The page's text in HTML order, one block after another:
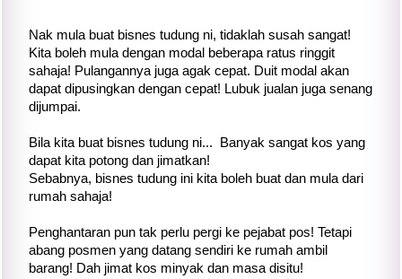
Nak mula buat bisnes tudung ni, tidaklah susah sangat!
Kita boleh mula dengan modal beberapa ratus ringgit
sahaja! Pulangannya juga agak cepat. Duit modal akan
dapat dipusingkan dengan cepat! Lubuk jualan juga senang
dijumpai.
Bila kita buat bisnes tudung ni... Banyak sangat kos yang
dapat kita potong dan jimatkan!
Sebabnya, bisnes tudung ini kita boleh buat dan mula dari
rumah sahaja!
Penghantaran pun tak perlu pergi ke pejabat pos! Tetapi
abang posmen yang datang sendiri ke rumah ambil
barang! Dah jimat kos minyak dan masa disitu!